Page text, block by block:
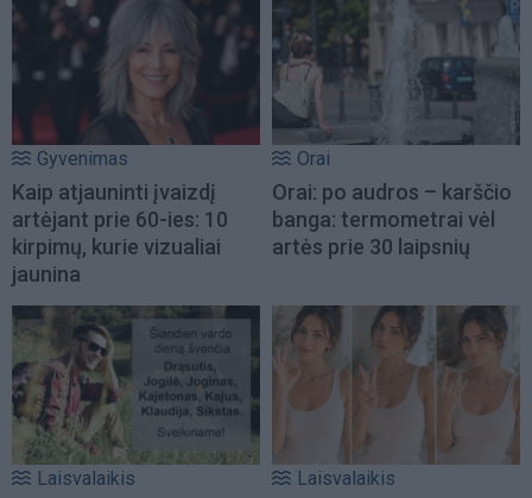
Gyvenimas
Kaip atjauninti įvaizdį
artėjant prie 60-ies: 10
kirpimų, kurie vizualiai
jaunina
Orai
Orai: po audros – karščio
banga: termometrai vėl
artės prie 30 laipsnių
Laisvalaikis Laisvalaikis